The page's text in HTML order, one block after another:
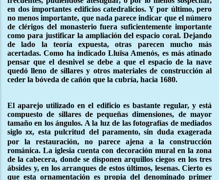
en dos importantes edificios catedralicios. Y por último, pero
no menos importante, que nada parece indicar que el número
de clérigos del monasterio fuera suficientemente importante
como para justificar la ampliación del espacio coral. Dejando
de lado la teoría expuesta, otras parecen mucho más
acertadas. Como ha indicado Lluïsa Amenós, es más atinado
pensar que el desnivel se debe a que el espacio de la nave
quedó lleno de sillares y otros materiales de construcción al
ceder la bóveda de cañón que la cubría, hacia 1680.
El aparejo utilizado en el edificio es bastante regular, y está
compuesto de sillares de pequeñas dimensiones, de mayor
tamaño en los ángulos. A la luz de las fotografías de mediados
sigloxx, esta pulcritud del paramento, sin duda exagerada
por la restauración, no parece ajena a la construcción
románica. La iglesia cuenta con decoración mural en la zona
de la cabecera, donde se disponen arquillos ciegos en los tres
ábsides y, en los arranques de estos últimos, lesenas. Cierto es
que esta ornamentación es propia del denominado primer